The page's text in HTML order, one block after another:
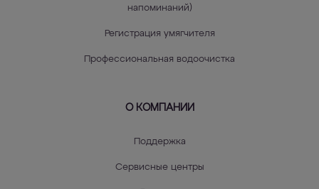
напоминаний)
Регистрация умягчителя
Профессиональная водоочистка
О КОМПАНИИ
Поддержка
Сервисные центры